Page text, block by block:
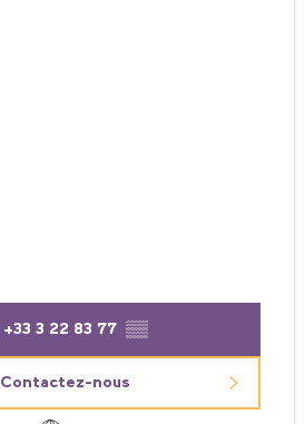
+33 3 22 83 77 ▒▒
Contactez-nous